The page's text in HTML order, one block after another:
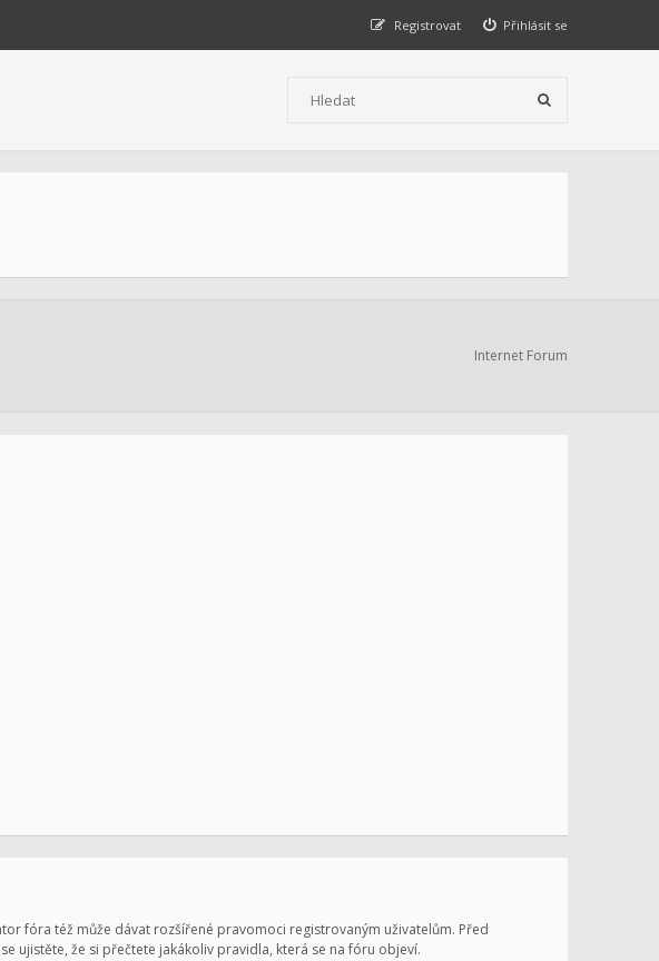
Přihlásit se
Registrovat
Internet Forum
fóra též může dávat rozšířené pravomoci registrovaným uživatelům. Před
ujistěte, že si přečtete jakákoliv pravidla, která se na fóru objeví.